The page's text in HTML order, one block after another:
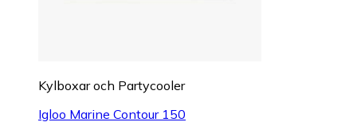
Kylboxar och Partycooler
Igloo Marine Contour 150